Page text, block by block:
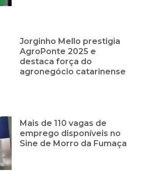
Jorginho Mello prestigia
AgroPonte 2025 e
destaca força do
agronegócio catarinense
Mais de 110 vagas de
emprego disponíveis no
Sine de Morro da Fumaça